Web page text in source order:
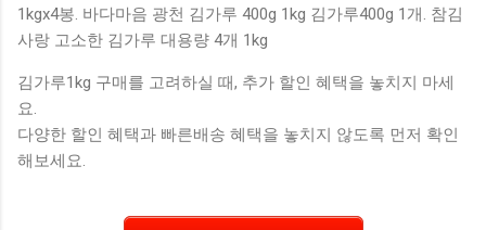
1kgx4봉. 바다마음 광천 김가루 400g 1kg 김가루400g 1개. 참김
사랑 고소한 김가루 대용량 4개 1kg
김가루1kg 구매를 고려하실 때, 추가 할인 혜택을 놓치지 마세
요.
다양한 할인 혜택과 빠른배송 혜택을 놓치지 않도록 먼저 확인
해보세요.